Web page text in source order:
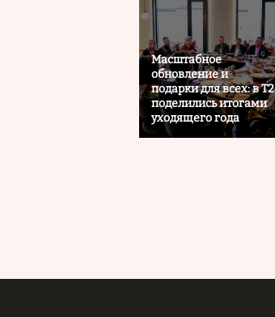
Масштабное
обновление и
подарки для всех: в Т2
поделились итогами
уходящего года